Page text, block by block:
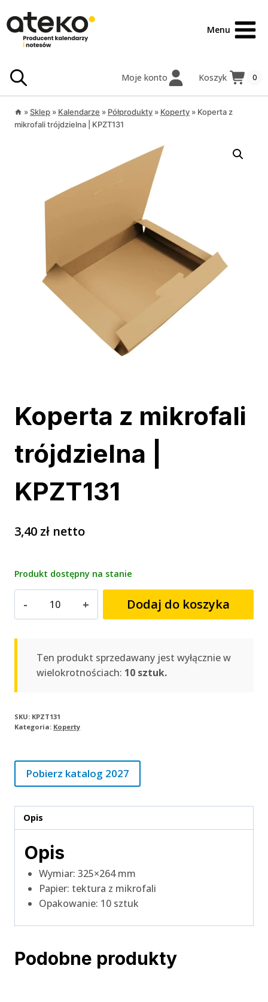
treści
do
treści
Menu
Moje konto Koszyk 0
»Sklep » Kalendarze » Półprodukty » Koperty » Koperta z
mikrofali trójdzielna | KPZT131
Koperta z mikrofali
trójdzielna |
KPZT131
3,40 zł netto
Produkt dostępny na stanie
mikrofali
trójdzielna
Dodaj do koszyka
Ten produkt sprzedawany jest wyłącznie w
wielokrotnościach: 10 sztuk.
SKU: KPZT131
Kategoria: Koperty
Pobierz katalog 2027
Opis
Opis
Wymiar: 325×264 mm
Papier: tektura z mikrofali
Opakowanie: 10 sztuk
Podobne produkty